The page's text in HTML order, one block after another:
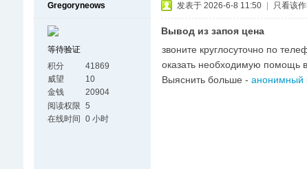
Gregoryneows
等待验证
积分
41869
威望
10
金钱
20904
阅读权限 5
在线时间 0 小时
发表于 2026-6-8 11:50 只看该
Вывод из запоя цена
звоните круглосуточно по
оказать необходимую помощь
Выяснить больше - анонимный